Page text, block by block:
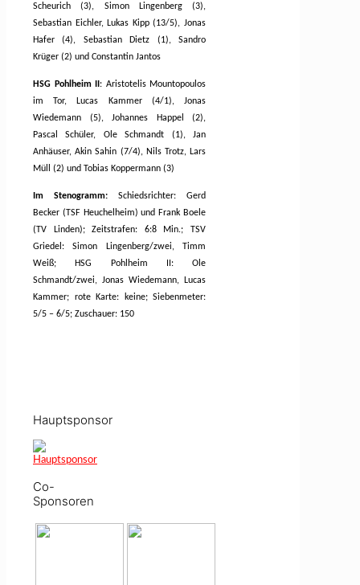
Scheurich (3), Simon Lingenberg (3),
Sebastian Eichler, Lukas Kipp (13/5), Jonas
Hafer (4), Sebastian Dietz (1), Sandro
Krüger (2) und Constantin Jantos
HSG Pohlheim II : Aristotelis Mountopoulos
im Tor, Lucas Kammer (4/1), Jonas
Wiedemann (5), Johannes Happel (2),
Pascal Schüler, Ole Schmandt (1), Jan
Anhäuser, Akin Sahin (7/4), Nils Trotz, Lars
Müll (2) und Tobias Koppermann (3)
Im Stenogramm: Schiedsrichter: Gerd
Becker (TSF Heuchelheim) und Frank Boele
(TV Linden); Zeitstrafen: 6:8 Min.; TSV
Griedel: Simon Lingenberg/zwei, Timm
Weiß; HSG Pohlheim II: Ole
Schmandt/zwei, Jonas Wiedemann, Lucas
Kammer; rote Karte: keine; Siebenmeter:
5/5 – 6/5; Zuschauer: 150
Hauptsponsor
Co-
Sponsoren